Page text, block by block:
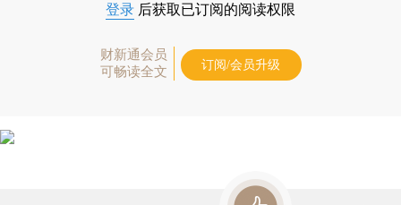
登录 后获取已订阅的阅读权限
财新通会员
可畅读全文
订阅/会员升级